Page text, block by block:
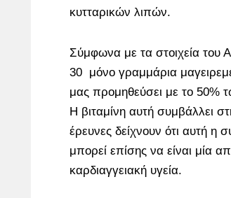
κυτταρικών λιπών.
Σύμφωνα με τα στοιχεία του
30 μόνο γραμμάρια
μας προμηθεύσει με το 50%
Η βιταμίνη αυτή συμβάλλει
έρευνες δείχνουν ότι αυτή η
μπορεί επίσης να είναι μία
καρδιαγγειακή υγεία.